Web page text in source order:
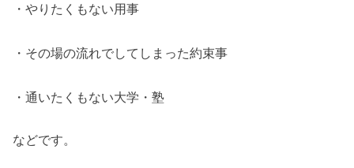
・やりたくもない用事
・その場の流れでしてしまった約束事
・通いたくもない大学・塾
などです。